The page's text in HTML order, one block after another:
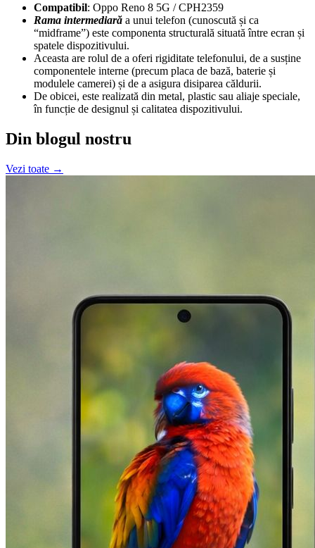
Compatibil: Oppo Reno 8 5G / CPH2359
Rama intermediară a unui telefon (cunoscută și ca
“midframe”) este componenta structurală situată între ecran și
spatele dispozitivului.
Aceasta are rolul de a oferi rigiditate telefonului, de a susține
componentele interne (precum placa de bază, baterie și
modulele camerei) și de a asigura disiparea căldurii.
De obicei, este realizată din metal, plastic sau aliaje speciale,
în funcție de designul și calitatea dispozitivului.
Din blogul nostru
Vezi toate →